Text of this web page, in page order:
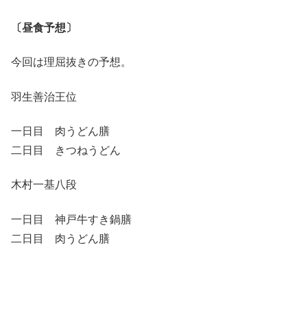
〔昼食予想〕
今回は理屈抜きの予想。
羽生善治王位
一日目 肉うどん膳
二日目 きつねうどん
木村一基八段
一日目 神戸牛すき鍋膳
二日目 肉うどん膳